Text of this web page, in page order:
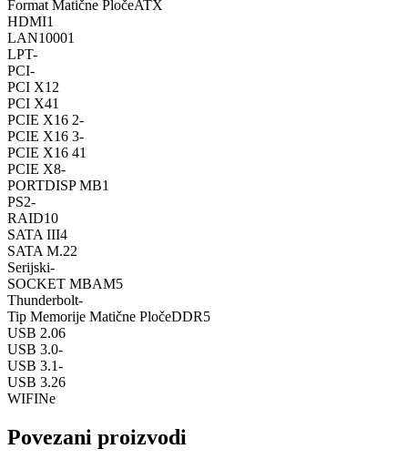
Format Matične PločeATX
HDMI1
LAN10001
LPT-
PCI-
PCI X1 2
PCI X41
PCIE X16 2-
PCIE X16 3-
PCIE X16 41
PCIE X8-
PORTDISP MB1
PS2-
RAID10
SATA III4
SATA M.22
Serijski-
SOCKET MBAM5
Thunderbolt-
Tip Memorije Matične PločeDDR5
USB 2.06
USB 3.0-
USB 3.1-
USB 3.26
WIFINe
Povezani proizvodi